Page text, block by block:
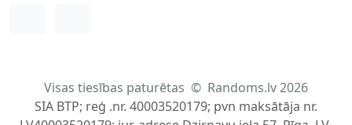
Visas tiesības paturētas © Randoms.lv 2026
SIA BTP; reģ .nr. 40003520179; pvn maksātāja nr.